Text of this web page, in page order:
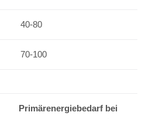
40-80
70-100
Primärenergiebedarf bei